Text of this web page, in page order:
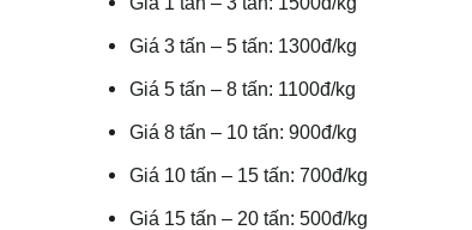
Giá 3 tấn – 5 tấn: 1300đ/kg
Giá 5 tấn – 8 tấn: 1100đ/kg
Giá 8 tấn – 10 tấn: 900đ/kg
Giá 10 tấn – 15 tấn: 700đ/kg
Giá 15 tấn – 20 tấn: 500đ/kg